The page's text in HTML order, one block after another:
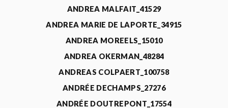
ANDREA MALFAIT_41529
ANDREA MARIE DE LAPORTE_34915
ANDREA MOREELS_15010
ANDREA OKERMAN_48284
ANDREAS COLPAERT_100758
ANDRÉE DECHAMPS_27276
ANDRÉE DOUTREPONT_17554